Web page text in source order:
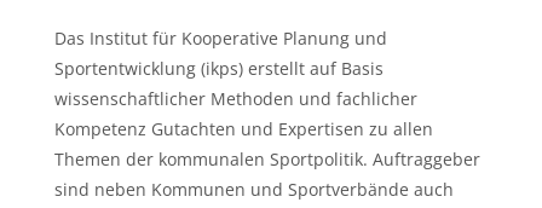
Das Institut für Kooperative Planung und
Sportentwicklung (ikps) erstellt auf Basis
wissenschaftlicher Methoden und fachlicher
Kompetenz Gutachten und Expertisen zu allen
Themen der kommunalen Sportpolitik. Auftraggeber
sind neben Kommunen und Sportverbände auch